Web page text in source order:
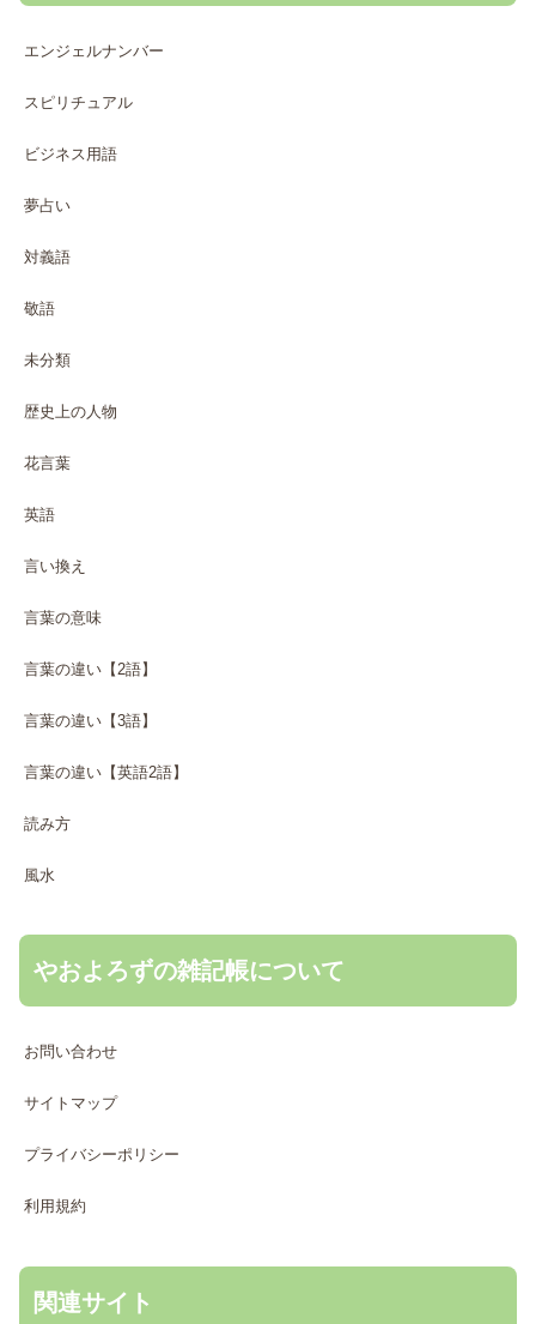
エンジェルナンバー
スピリチュアル
ビジネス用語
夢占い
対義語
敬語
未分類
歴史上の人物
花言葉
英語
言い換え
言葉の意味
言葉の違い【2語】
言葉の違い【3語】
言葉の違い【英語2語】
読み方
風水
やおよろずの雑記帳について
お問い合わせ
サイトマップ
プライバシーポリシー
利用規約
関連サイト